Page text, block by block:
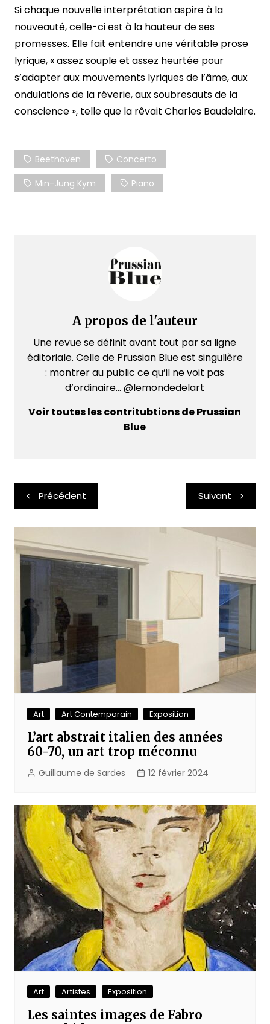
Si chaque nouvelle interprétation aspire à la
nouveauté, celle-ci est à la hauteur de ses
promesses. Elle fait entendre une véritable prose
lyrique, « assez souple et assez heurtée pour
s’adapter aux mouvements lyriques de l’âme, aux
ondulations de la rêverie, aux soubresauts de la
conscience », telle que la rêvait Charles Baudelaire.
Beethoven
Concerto
Min-Jung Kym
Piano
A propos de l'auteur
Une revue se définit avant tout par sa ligne
éditoriale. Celle de Prussian Blue est singulière
: montrer au public ce qu’il ne voit pas
d’ordinaire... @lemondedelart
Voir toutes les contritubtions de Prussian
Blue
Navigation
de
l’article
Précédent Suivant
Art Art Contemporain Exposition
L’art abstrait italien des années
60-70, un art trop méconnu
Guillaume de Sardes 12 février 2024
Art Artistes Exposition
Les saintes images de Fabro